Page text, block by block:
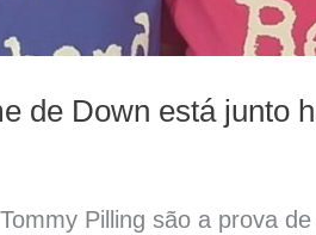
de Down está junto
Pilling são a prova